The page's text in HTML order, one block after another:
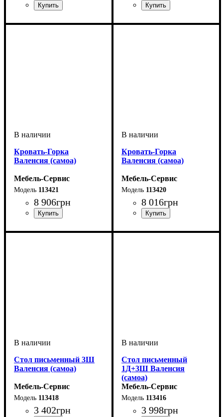
Кровать-Горка
Валенсия (самоа)
Мебель-Сервис
113421
8 906грн
Кровать-Горка
Валенсия (самоа)
Мебель-Сервис
113420
8 016грн
Стол письменный 3Ш
Валенсия (самоа)
Мебель-Сервис
113418
3 402грн
Стол письменный
1Д+3Ш Валенсия
(самоа)
Мебель-Сервис
113416
3 998грн